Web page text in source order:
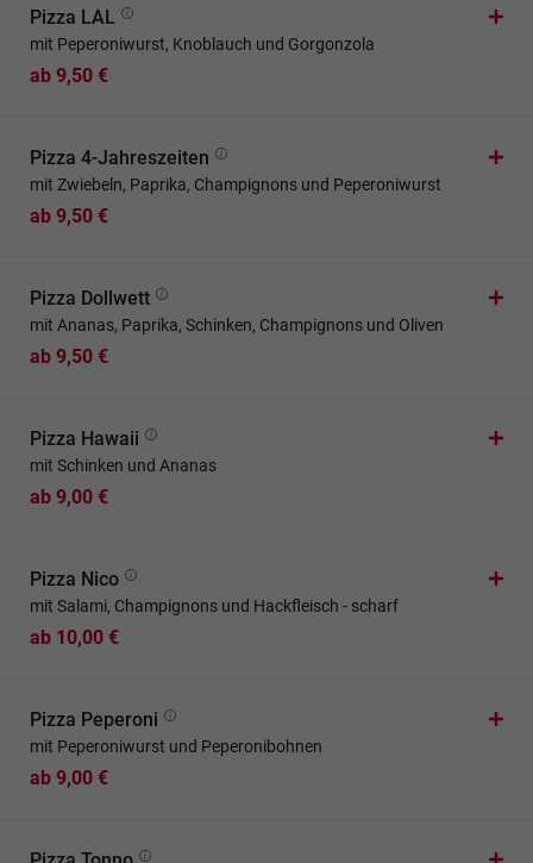
Pizza LAL
mit Peperoniwurst, Knoblauch und Gorgonzola
ab 9,50 €
Pizza 4-Jahreszeiten
mit Zwiebeln, Paprika, Champignons und Peperoniwurst
ab 9,50 €
Pizza Dollwett
mit Ananas, Paprika, Schinken, Champignons und Oliven
ab 9,50 €
Pizza Hawaii
mit Schinken und Ananas
ab 9,00 €
Pizza Nico
mit Salami, Champignons und Hackfleisch - scharf
ab 10,00 €
Pizza Peperoni
mit Peperoniwurst und Peperonibohnen
ab 9,00 €